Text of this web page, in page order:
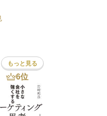
もっと見る
6位